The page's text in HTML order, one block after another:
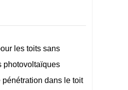
les toits sans
photovoltaïques
dans le toit